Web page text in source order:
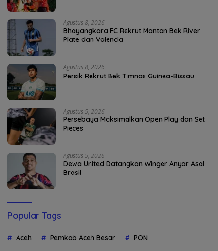
Agustus 8, 2026
Bhayangkara FC Rekrut Mantan Bek River
Plate dan Valencia
Agustus 8, 2026
Persik Rekrut Bek Timnas Guinea-Bissau
Agustus 5, 2026
Persebaya Maksimalkan Open Play dan Set
Pieces
Agustus 5, 2026
Dewa United Datangkan Winger Anyar Asal
Brasil
Popular Tags
Aceh Pemkab Aceh Besar PON